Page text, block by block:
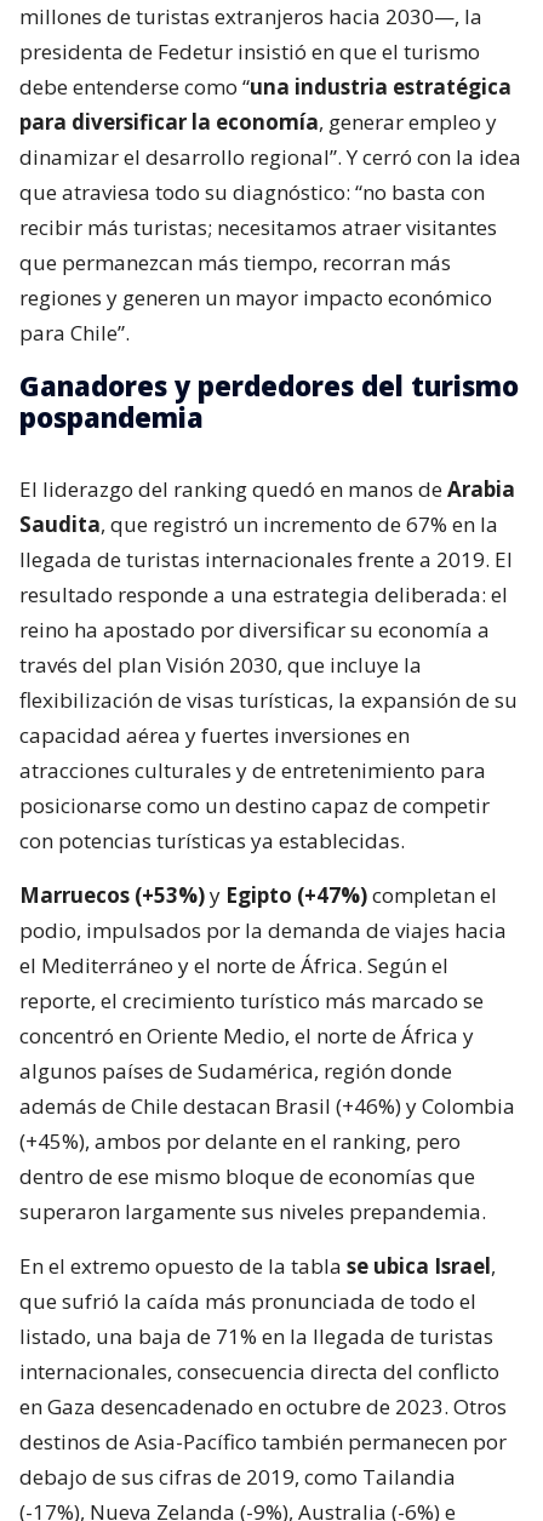
millones de turistas extranjeros hacia 2030—, la
presidenta de Fedetur insistió en que el turismo
debe entenderse como “una industria estratégica
para diversificar la economía, generar empleo y
dinamizar el desarrollo regional”. Y cerró con la idea
que atraviesa todo su diagnóstico: “no basta con
recibir más turistas; necesitamos atraer visitantes
que permanezcan más tiempo, recorran más
regiones y generen un mayor impacto económico
para Chile”.
Ganadores y perdedores del turismo
pospandemia
El liderazgo del ranking quedó en manos deArabia
Saudita, que registró un incremento de 67% en la
llegada de turistas internacionales frente a 2019. El
resultado responde a una estrategia deliberada: el
reino ha apostado por diversificar su economía a
través del plan Visión 2030, que incluye la
flexibilización de visas turísticas, la expansión de su
capacidad aérea y fuertes inversiones en
atracciones culturales y de entretenimiento para
posicionarse como un destino capaz de competir
con potencias turísticas ya establecidas.
Marruecos (+53%)y Egipto (+47%)completan el
podio, impulsados por la demanda de viajes hacia
el Mediterráneo y el norte de África. Según el
reporte, el crecimiento turístico más marcado se
concentró en Oriente Medio, el norte de África y
algunos países de Sudamérica, región donde
además de Chile destacan Brasil (+46%) y Colombia
(+45%), ambos por delante en el ranking, pero
dentro de ese mismo bloque de economías que
superaron largamente sus niveles prepandemia.
En el extremo opuesto de la tabla se ubica Israel,
que sufrió la caída más pronunciada de todo el
listado, una baja de 71% en la llegada de turistas
internacionales, consecuencia directa del conflicto
en Gaza desencadenado en octubre de 2023. Otros
destinos de Asia-Pacífico también permanecen por
debajo de sus cifras de 2019, como Tailandia
(-17%), Nueva Zelanda (-9%), Australia (-6%) e